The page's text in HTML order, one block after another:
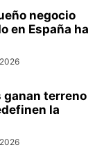
negocio
en España ha
ganan terreno
la